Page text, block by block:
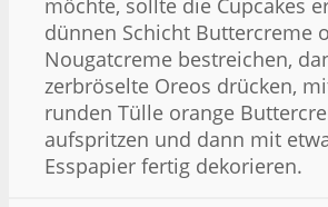
dünnen Schicht Buttercreme
Nougatcreme bestreichen,
zerbröselte Oreos drücken,
runden Tülle orange
aufspritzen und dann mit
Esspapier fertig dekorieren.